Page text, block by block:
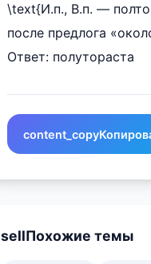
\text{И.п., В.п. —
после предлога
Ответ: полутораста
content_copy
sellПохожие темы